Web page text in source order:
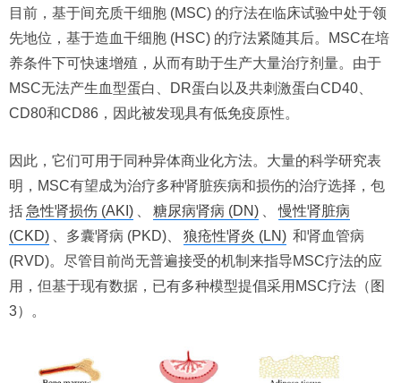
目前，基于间充质干细胞 (MSC) 的疗法在临床试验中处于领
先地位，基于造血干细胞 (HSC) 的疗法紧随其后。MSC在培
养条件下可快速增殖，从而有助于生产大量治疗剂量。由于
MSC无法产生血型蛋白、DR蛋白以及共刺激蛋白CD40、
CD80和CD86，因此被发现具有低免疫原性。
因此，它们可用于同种异体商业化方法。大量的科学研究表
明，MSC有望成为治疗多种肾脏疾病和损伤的治疗选择，包
括 急性肾损伤 (AKI) 糖尿病肾病 (DN)
慢性肾脏病
(CKD)
、多囊肾病 (PKD)、 狼疮性肾炎 (LN) 和肾血管病
(RVD)。尽管目前尚无普遍接受的机制来指导MSC疗法的应
用，但基于现有数据，已有多种模型提倡采用MSC疗法（图
3）。